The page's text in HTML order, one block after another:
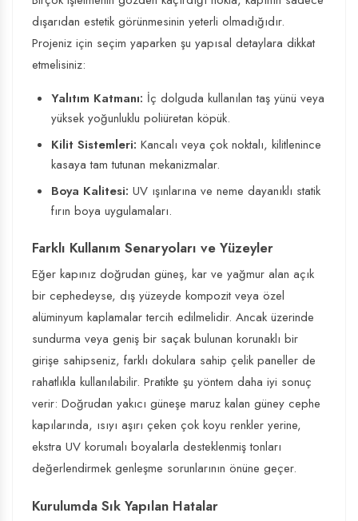
dışarıdan estetik görünmesinin yeterli olmadığıdır.
Projeniz için seçim yaparken şu yapısal detaylara dikkat
etmelisiniz:
Yalıtım Katmanı: İç dolguda kullanılan taş yünü veya
yüksek yoğunluklu poliüretan köpük.
Kilit Sistemleri: Kancalı veya çok noktalı, kilitlenince
kasaya tam tutunan mekanizmalar.
Boya Kalitesi: UV ışınlarına ve neme dayanıklı statik
fırın boya uygulamaları.
Farklı Kullanım Senaryoları ve Yüzeyler
Eğer kapınız doğrudan güneş, kar ve yağmur alan açık
bir cephedeyse, dış yüzeyde kompozit veya özel
alüminyum kaplamalar tercih edilmelidir. Ancak üzerinde
sundurma veya geniş bir saçak bulunan korunaklı bir
girişe sahipseniz, farklı dokulara sahip çelik paneller de
rahatlıkla kullanılabilir. Pratikte şu yöntem daha iyi sonuç
verir: Doğrudan yakıcı güneşe maruz kalan güney cephe
kapılarında, ısıyı aşırı çeken çok koyu renkler yerine,
ekstra UV korumalı boyalarla desteklenmiş tonları
değerlendirmek genleşme sorunlarının önüne geçer.
Kurulumda Sık Yapılan Hatalar